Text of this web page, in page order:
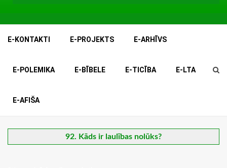
E-KONTAKTI E-PROJEKTS E-ARHĪVS
E-POLEMIKA E-BĪBELE E-TICĪBA E-LTA
E-AFIŠA
92. Kāds ir laulības nolūks?